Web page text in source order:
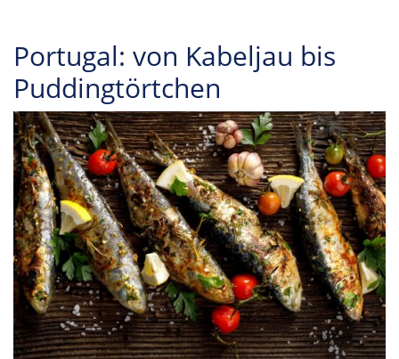
Portugal: von Kabeljau bis
Puddingtörtchen